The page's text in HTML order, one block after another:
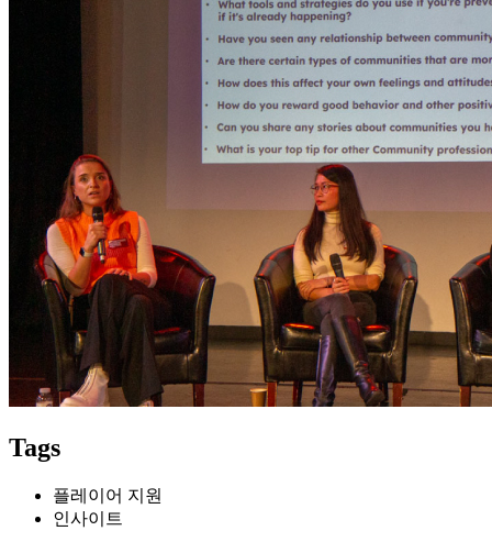
Tags
플레이어 지원
인사이트